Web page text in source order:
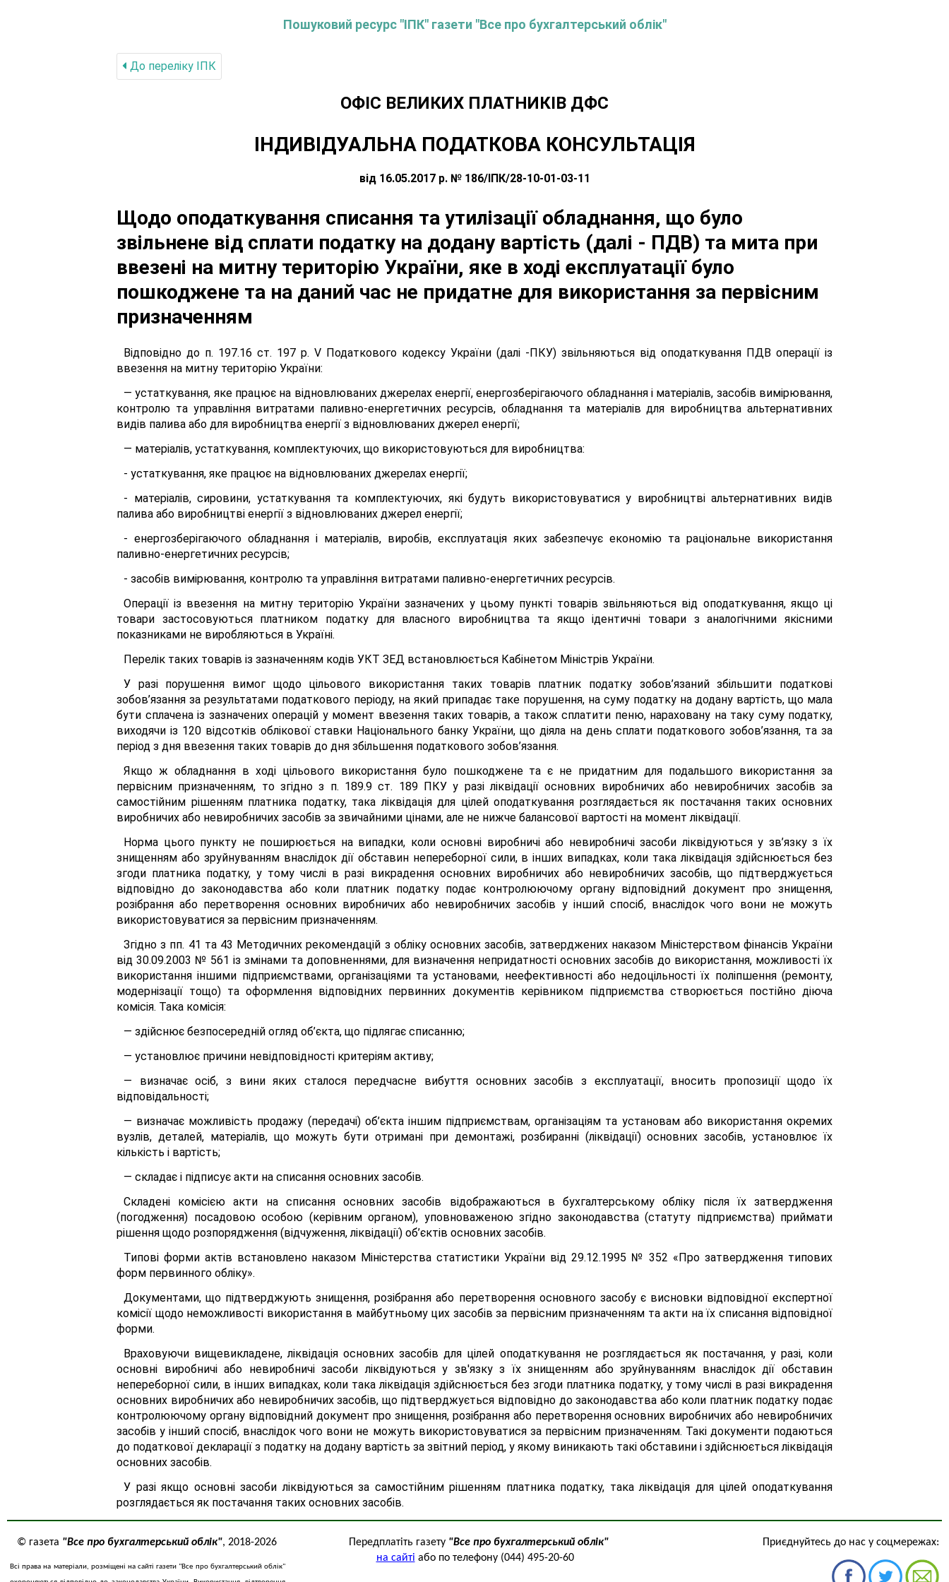
Пошуковий ресурс "ІПК" газети "Все про бухгалтерський облік"
До переліку IПК
ОФIС ВЕЛИКИХ ПЛАТНИКIВ ДФС
ІНДИВІДУАЛЬНА ПОДАТКОВА КОНСУЛЬТАЦІЯ
від 16.05.2017 р. № 186/ІПК/28-10-01-03-11
Щодо оподаткування списання та утилізації обладнання, що було
звільнене від сплати податку на додану вартість (далі - ПДВ) та мита при
ввезені на митну територію України, яке в ході експлуатації було
пошкоджене та на даний час не придатне для використання за первісним
призначенням
Відповідно до п. 197.16 ст. 197 р. V Податкового кодексу України (далі -ПКУ) звільняються від оподаткування ПДВ операції із
ввезення на митну територію України:
— устаткування, яке працює на відновлюваних джерелах енергії, енергозберігаючого обладнання і матеріалів, засобів вимірювання,
контролю та управління витратами паливно-енергетичних ресурсів, обладнання та матеріалів для виробництва альтернативних
видів палива або для виробництва енергії з відновлюваних джерел енергії;
— матеріалів, устаткування, комплектуючих, що використовуються для виробництва:
- устаткування, яке працює на відновлюваних джерелах енергії;
- матеріалів, сировини, устаткування та комплектуючих, які будуть використовуватися у виробництві альтернативних видів
палива або виробництві енергії з відновлюваних джерел енергії;
- енергозберігаючого обладнання і матеріалів, виробів, експлуатація яких забезпечує економію та раціональне використання
паливно-енергетичних ресурсів;
- засобів вимірювання, контролю та управління витратами паливно-енергетичних ресурсів.
Операції із ввезення на митну територію України зазначених у цьому пункті товарів звільняються від оподаткування, якщо ці
товари застосовуються платником податку для власного виробництва та якщо ідентичні товари з аналогічними якісними
показниками не виробляються в Україні.
Перелік таких товарів із зазначенням кодів УКТ ЗЕД встановлюється Кабінетом Міністрів України.
У разі порушення вимог щодо цільового використання таких товарів платник податку зобов’язаний збільшити податкові
зобов’язання за результатами податкового періоду, на який припадає таке порушення, на суму податку на додану вартість, що мала
бути сплачена із зазначених операцій у момент ввезення таких товарів, а також сплатити пеню, нараховану на таку суму податку,
виходячи із 120 відсотків облікової ставки Національного банку України, що діяла на день сплати податкового зобов’язання, та за
період з дня ввезення таких товарів до дня збільшення податкового зобов’язання.
Якщо ж обладнання в ході цільового використання було пошкоджене та є не придатним для подальшого використання за
первісним призначенням, то згідно з п. 189.9 ст. 189 ПКУ у разі ліквідації основних виробничих або невиробничих засобів за
самостійним рішенням платника податку, така ліквідація для цілей оподаткування розглядається як постачання таких основних
виробничих або невиробничих засобів за звичайними цінами, але не нижче балансової вартості на момент ліквідації.
Норма цього пункту не поширюється на випадки, коли основні виробничі або невиробничі засоби ліквідуються у зв’язку з їх
знищенням або зруйнуванням внаслідок дії обставин непереборної сили, в інших випадках, коли така ліквідація здійснюється без
згоди платника податку, у тому числі в разі викрадення основних виробничих або невиробничих засобів, що підтверджується
відповідно до законодавства або коли платник податку подає контролюючому органу відповідний документ про знищення,
розібрання або перетворення основних виробничих або невиробничих засобів у інший спосіб, внаслідок чого вони не можуть
використовуватися за первісним призначенням.
Згідно з пп. 41 та 43 Методичних рекомендацій з обліку основних засобів, затверджених наказом Міністерством фінансів України
від 30.09.2003 № 561 із змінами та доповненнями, для визначення непридатності основних засобів до використання, можливості їх
використання іншими підприємствами, організаціями та установами, неефективності або недоцільності їх поліпшення (ремонту,
модернізації тощо) та оформлення відповідних первинних документів керівником підприємства створюється постійно діюча
комісія. Така комісія:
— здійснює безпосередній огляд об’єкта, що підлягає списанню;
— установлює причини невідповідності критеріям активу;
— визначає осіб, з вини яких сталося передчасне вибуття основних засобів з експлуатації, вносить пропозиції щодо їх
відповідальності;
— визначає можливість продажу (передачі) об’єкта іншим підприємствам, організаціям та установам або використання окремих
вузлів, деталей, матеріалів, що можуть бути отримані при демонтажі, розбиранні (ліквідації) основних засобів, установлює їх
кількість і вартість;
— складає і підписує акти на списання основних засобів.
Складені комісією акти на списання основних засобів відображаються в бухгалтерському обліку після їх затвердження
(погодження) посадовою особою (керівним органом), уповноваженою згідно законодавства (статуту підприємства) приймати
рішення щодо розпорядження (відчуження, ліквідації) об’єктів основних засобів.
Типові форми актів встановлено наказом Міністерства статистики України від 29.12.1995 № 352 «Про затвердження типових
форм первинного обліку».
Документами, що підтверджують знищення, розібрання або перетворення основного засобу є висновки відповідної експертної
комісії щодо неможливості використання в майбутньому цих засобів за первісним призначенням та акти на їх списання відповідної
форми.
Враховуючи вищевикладене, ліквідація основних засобів для цілей оподаткування не розглядається як постачання, у разі, коли
основні виробничі або невиробничі засоби ліквідуються у зв'язку з їх знищенням або зруйнуванням внаслідок дії обставин
непереборної сили, в інших випадках, коли така ліквідація здійснюється без згоди платника податку, у тому числі в разі викрадення
основних виробничих або невиробничих засобів, що підтверджується відповідно до законодавства або коли платник податку подає
контролюючому органу відповідний документ про знищення, розібрання або перетворення основних виробничих або невиробничих
засобів у інший спосіб, внаслідок чого вони не можуть використовуватися за первісним призначенням. Такі документи подаються
до податкової декларації з податку на додану вартість за звітний період, у якому виникають такі обставини і здійснюється ліквідація
основних засобів.
У разі якщо основні засоби ліквідуються за самостійним рішенням платника податку, така ліквідація для цілей оподаткування
розглядається як постачання таких основних засобів.
© газета "Все про бухгалтерський облік", 2018-2026
Всі права на матеріали, розміщені на сайті газети "Все про бухгалтерський облік"
Передплатіть газету "Все про бухгалтерський облік"
на сайті або по телефону (044) 495-20-60
Приєднуйтесь до нас у соцмережах: